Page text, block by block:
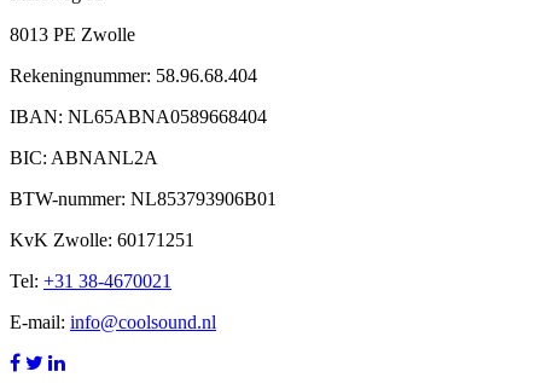
8013 PE Zwolle
Rekeningnummer: 58.96.68.404
IBAN: NL65ABNA0589668404
BIC: ABNANL2A
BTW-nummer: NL853793906B01
KvK Zwolle: 60171251
Tel: +31 38-4670021
E-mail: info@coolsound.nl